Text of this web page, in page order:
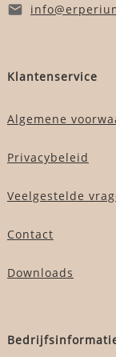
info
Klantenservice
Algemene
Privacybeleid
Veelgestelde
Contact
Downloads